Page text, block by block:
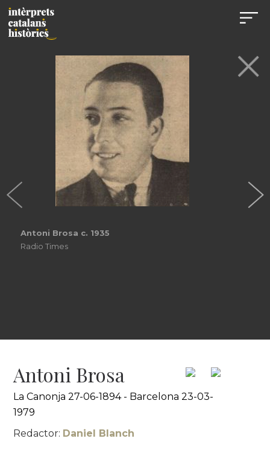
Antoni Brosa c. 1935
Radio Times
Antoni Brosa
La Canonja 27-06-1894 - Barcelona 23-03-
1979
Redactor: Daniel Blanch